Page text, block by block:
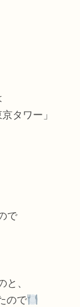
タワー」
で
、
ので